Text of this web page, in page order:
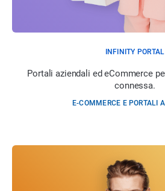
INFINITY PORTAL
Portali aziendali ed eCommerce
connessa.
E-COMMERCE E PORTALI